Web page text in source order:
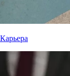
Карьера